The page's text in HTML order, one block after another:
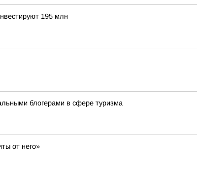
195 млн
блогерами в сфере туризма
от него»